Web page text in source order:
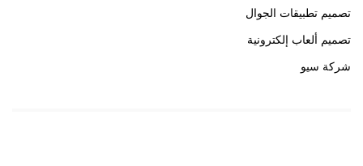
تصميم تطبيقات الجوال
تصميم ألعاب إلكترونية
شركة سيو